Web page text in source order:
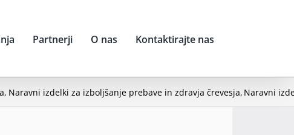
Partnerji O nas Kontaktirajte nas
Naravni izdelki za izboljšanje prebave in zdravja črevesja Naravni